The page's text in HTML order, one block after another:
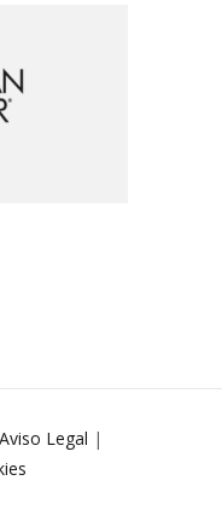
Aviso Legal |